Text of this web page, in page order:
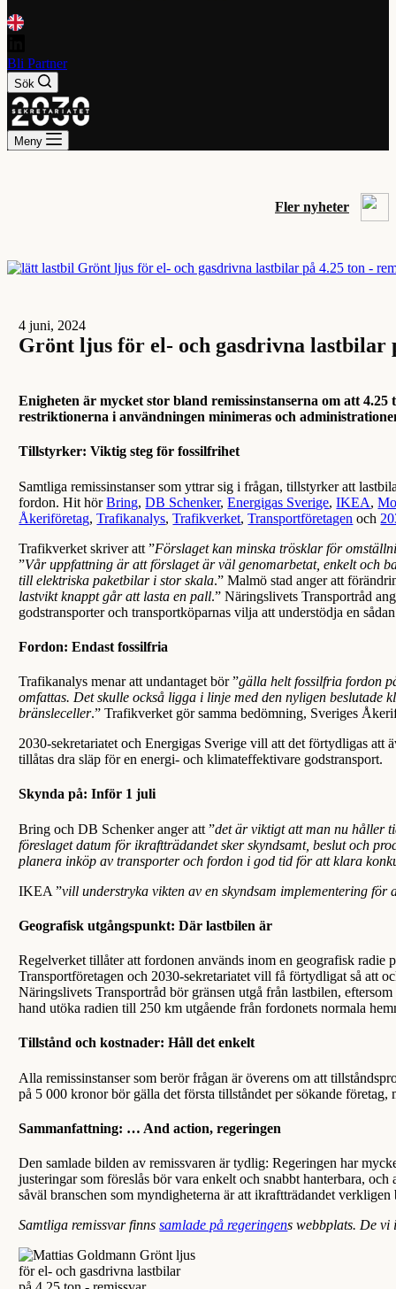
Bli Partner
Sök
Meny
Fler nyheter
4 juni, 2024
Grönt ljus för el- och gasdrivna lastbilar
Enigheten är mycket stor bland remissinstanserna om att
restriktionerna i användningen minimeras och
Tillstyrker: Viktig steg för fossilfrihet
Samtliga remissinstanser som yttrar sig i frågan, tillstyrker att
fordon. Hit hörBring,DB Schenker,Energigas Sverige,IKEA,
Åkeriföretag,Trafikanalys,Trafikverket,Transportföretagen och
Trafikverket skriver att ”Förslaget kan minska trösklar för
”Vår uppfattning är att förslaget är väl genomarbetat, enkelt och
till elektriska paketbilar i stor skala.” Malmö stad anger att
lastvikt knappt går att lasta en pall.” Näringslivets Transportråd
godstransporter och transportköparnas vilja att understödja en
Fordon: Endast fossilfria
Trafikanalys menar att undantaget bör ”gälla helt fossilfria fordon
omfattas. Det skulle också ligga i linje med den nyligen
bränsleceller.” Trafikverket gör samma bedömning, Sveriges
2030-sekretariatet och Energigas Sverige vill att det förtydligas
tillåtas dra släp för en energi- och klimateffektivare godstransport.
Skynda på: Inför 1 juli
Bring och DB Schenker anger att ”det är viktigt att man nu håller
föreslaget datum för ikraftträdandet sker skyndsamt, beslut och
planera inköp av transporter och fordon i god tid för att klara
IKEA ”vill understryka vikten av en skyndsam implementering
Geografisk utgångspunkt: Där lastbilen är
Regelverket tillåter att fordonen används inom en geografisk
Transportföretagen och 2030-sekretariatet vill få förtydligat så att
Näringslivets Transportråd bör gränsen utgå från lastbilen,
hand utöka radien till 250 km utgående från fordonets normala
Tillstånd och kostnader: Håll det enkelt
Alla remissinstanser som berör frågan är överens om att
på 5 000 kronor bör gälla det första tillståndet per sökande
Sammanfattning: … And action, regeringen
Den samlade bilden av remissvaren är tydlig: Regeringen har
justeringar som föreslås bör vara enkelt och snabbt hanterbara,
såväl branschen som myndigheterna är att ikraftträdandet
Samtliga remissvar finnssamlade på regeringens webbplats. De